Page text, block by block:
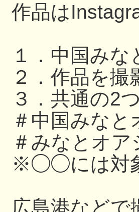
作品は
１．中国み
２．作品を撮
３．共通の2
＃中国みな
＃みなとオ
※◯◯には対
広島港など